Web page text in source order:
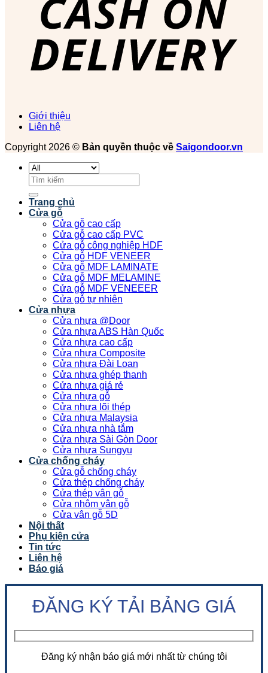
Giới thiệu
Liên hệ
Copyright 2026 © Bản quyền thuộc về Saigondoor.vn
Tìm
kiếm:
Trang chủ
Cửa gỗ
Cửa gỗ cao cấp
Cửa gỗ cao cấp PVC
Cửa gỗ công nghiệp HDF
Cửa gỗ HDF VENEER
Cửa gỗ MDF LAMINATE
Cửa gỗ MDF MELAMINE
Cửa gỗ MDF VENEEER
Cửa gỗ tự nhiên
Cửa nhựa
Cửa nhựa @Door
Cửa nhựa ABS Hàn Quốc
Cửa nhựa cao cấp
Cửa nhựa Composite
Cửa nhựa Đài Loan
Cửa nhựa ghép thanh
Cửa nhựa giá rẻ
Cửa nhựa gỗ
Cửa nhựa lõi thép
Cửa nhựa Malaysia
Cửa nhựa nhà tắm
Cửa nhựa Sài Gòn Door
Cửa nhựa Sungyu
Cửa chống cháy
Cửa gỗ chống cháy
Cửa thép chống cháy
Cửa thép vân gỗ
Cửa nhôm vân gỗ
Cửa vân gỗ 5D
Nội thất
Phụ kiện cửa
Tin tức
Liên hệ
Báo giá
ĐĂNG KÝ TẢI BẢNG GIÁ
Đăng ký nhận báo giá mới nhất từ chúng tôi